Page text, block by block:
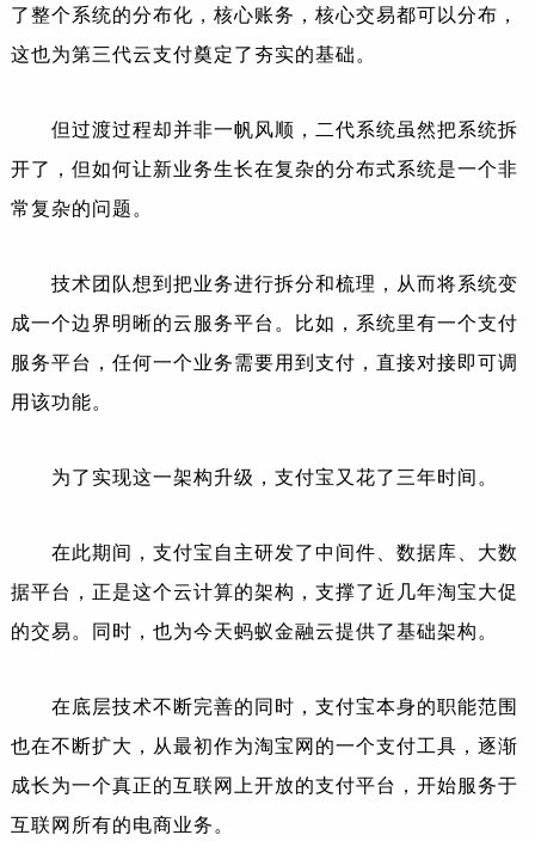
了整个系统的分布化，核心账务，核心交易都可以分布，
这也为第三代云支付奠定了夯实的基础。
但过渡过程却并非一帆风顺，二代系统虽然把系统拆
开了，但如何让新业务生长在复杂的分布式系统是一个非
常复杂的问题。
技术团队想到把业务进行拆分和梳理，从而将系统变
成一个边界明晰的云服务平台。比如，系统里有一个支付
服务平台，任何一个业务需要用到支付，直接对接即可调
用该功能。
为了实现这一架构升级，支付宝又花了三年时间。
在此期间，支付宝自主研发了中间件、数据库、大数
据平台，正是这个云计算的架构，支撑了近几年淘宝大促
的交易。同时，也为今天蚂蚁金融云提供了基础架构。
在底层技术不断完善的同时，支付宝本身的职能范围
也在不断扩大，从最初作为淘宝网的一个支付工具，逐渐
成长为一个真正的互联网上开放的支付平台，开始服务于
互联网所有的电商业务。